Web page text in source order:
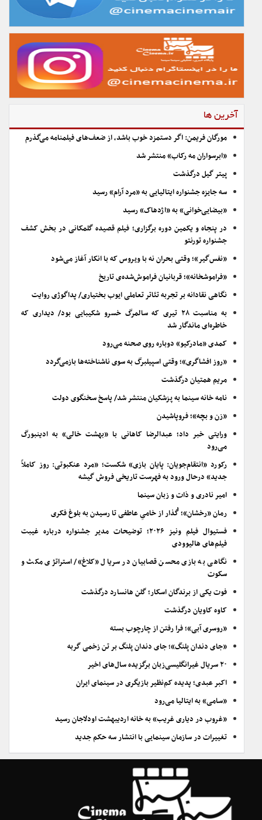
آخرین ها
مورگان فریمن: اگر دستمزد خوب باشد، از ضعف‌های فیلمنامه می‌گذرم
«ابرسواران مه رکاب» منتشر شد
پیتر گیل درگذشت
سه جایزه جشنواره ایتالیایی به «مرد آرام» رسید
«بیضایی‌خوانی» به «اژدهاک» رسید
در پنجاه و یکمین دوره برگزاری؛ فیلم قصیده گلمکانی در بخش کشف
جشنواره تورنتو
«نفس‌گیر»؛ وقتی بحران نه با ویروس که با انکار آغاز می‌شود
«فراموشخانه»؛ قربانیان فراموش‌شده‌ی تاریخ
نگاهی نقادانه بر تجربه تئاتر تعاملی ایوب بختیاری/ پداگوژی روایت
به مناسبت ۲۸ تیری که سالمرگ خسرو شکیبایی بود/ دیداری که
خاطره‌ای ماندگار شد
کمدی «مادرکیو» دوباره روی صحنه می‌رود
«روز افشاگری»؛ وقتی اسپیلبرگ به سوی ناشناخته‌ها بازمی‌گردد
مریم همتیان درگذشت
نامه خانه سینما به پزشکیان منتشر شد/ پاسخ سخنگوی دولت
«زن و بچه»؛ فروپاشیدن
ورایتی خبر داد؛ عبدالرضا کاهانی با «بهشت خالی» به ادینبورگ
می‌رود
رکورد «انتقام‌جویان: پایان بازی» شکست؛ «مرد عنکبوتی: روز کاملاً
جدید» درحال ورود به فهرست تاریخی فروش گیشه
امیر نادری و ذات و زبان سینما
رمان «رخشان»؛ گُذار از خامیِ عاطفی تا رسیدن به بلوغ فکری
فستیوال فیلم ونیز ۲۰۲۶؛ توضیحات مدیر جشنواره درباره غیبت
فیلم‌های هالیوودی
نگاهی به بازی محسن قصابیان در سریال «کلاغ»/ استراتژی مکث و
سکوت
فوت یکی از برندگان اسکار؛ گلن هانسارد درگذشت
کاوه کاویان درگذشت
«روسری آبی»؛ فرا رفتن از چارچوب بسته
«جای دندان پلنگ»؛ جای دندان پلنگ بر تن زخمی گربه
۲۰ سریال غیرانگلیسی‌زبان برگزیده سال‌های اخیر
اکبر عبدی؛ پدیده کم‌نظیر بازیگری در سینمای ایران
«سامی» به ایتالیا می‌رود
«غروب در دیاری غریب» به خانه اردیبهشت اودلاجان رسید
تغییرات در سازمان سینمایی با انتشار سه حکم جدید